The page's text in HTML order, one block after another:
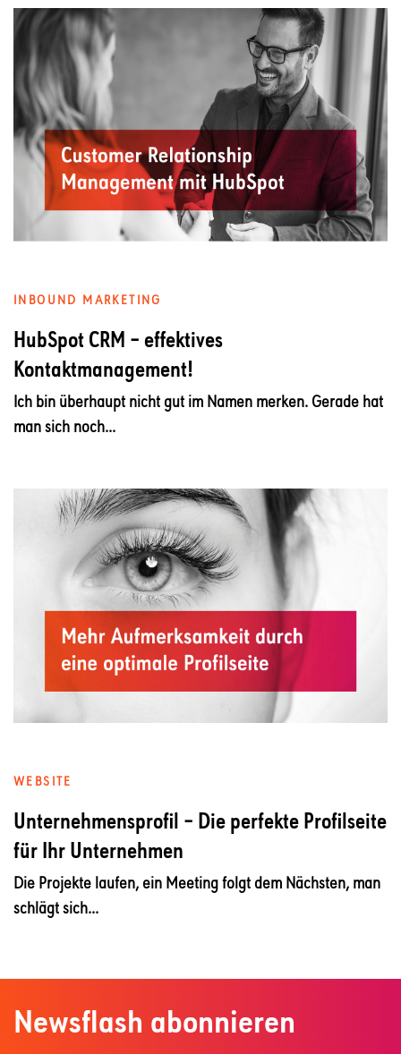
INBOUND MARKETING
HubSpot CRM – effektives
Kontaktmanagement!
Ich bin überhaupt nicht gut im Namen merken. Gerade hat
man sich noch...
WEBSITE
Unternehmensprofil – Die perfekte Profilseite
für Ihr Unternehmen
Die Projekte laufen, ein Meeting folgt dem Nächsten, man
schlägt sich...
Newsflash abonnieren